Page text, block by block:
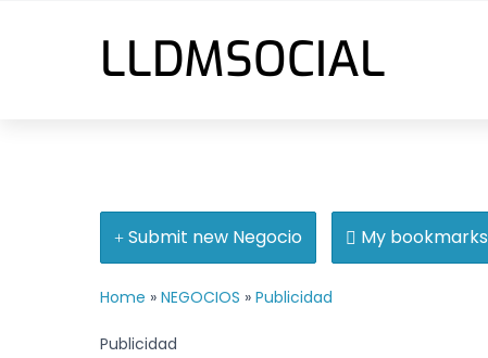
LLDMSOCIAL
Submit new Negocio My bookmarks
Home » NEGOCIOS » Publicidad
Publicidad